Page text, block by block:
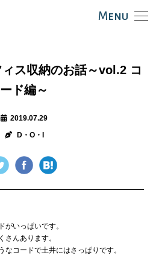
Menu
ス収納のお話～vol.2 コ
ード編～
2019.07.29
D・O・I
がいっぱいです。
さんあります。
コードで土井にはさっぱりです。